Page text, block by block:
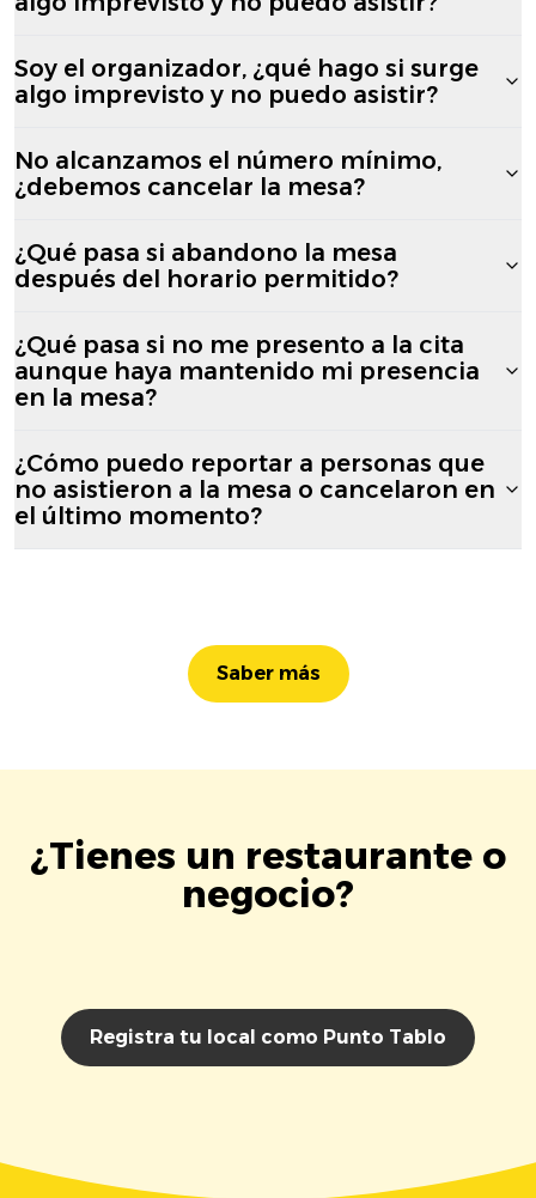
Soy el organizador, ¿qué hago si surge
algo imprevisto y no puedo asistir?
No alcanzamos el número mínimo,
¿debemos cancelar la mesa?
¿Qué pasa si abandono la mesa
después del horario permitido?
¿Qué pasa si no me presento a la cita
aunque haya mantenido mi presencia
en la mesa?
¿Cómo puedo reportar a personas que
no asistieron a la mesa o cancelaron en
el último momento?
Saber más
¿Tienes un restaurante o
negocio?
Registra tu local como Punto Tablo